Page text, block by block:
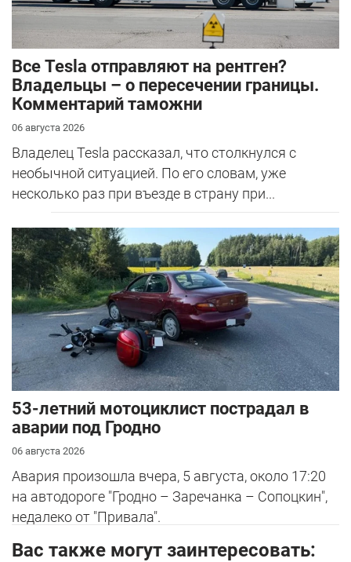
Все Tesla отправляют на рентген?
Владельцы – о пересечении границы.
Комментарий таможни
06 августа 2026
Владелец Tesla рассказал, что столкнулся с
необычной ситуацией. По его словам, уже
несколько раз при въезде в страну при...
53-летний мотоциклист пострадал в
аварии под Гродно
06 августа 2026
Авария произошла вчера, 5 августа, около 17:20
на автодороге "Гродно – Заречанка – Сопоцкин",
недалеко от "Привала".
Вас также могут заинтересовать: